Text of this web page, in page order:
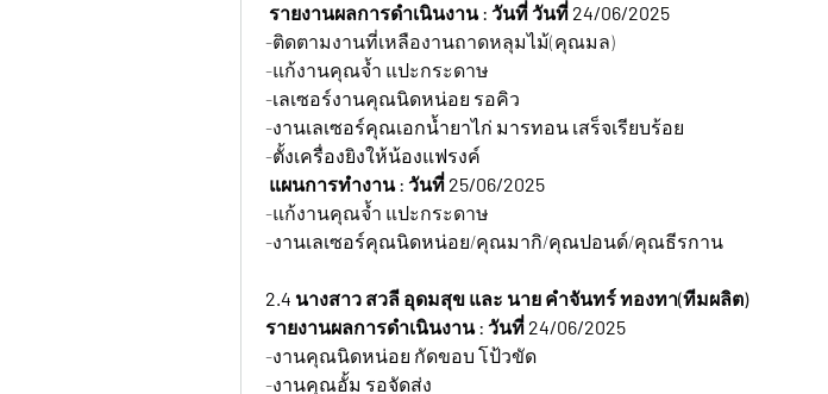
รายงานผลการดำเนินงาน : วันที่ วันที่ 24/06/2025
-ติดตามงานที่เหลืองานถาดหลุมไม้(คุณมล)
-แก้งานคุณจ้ำ แปะกระดาษ
-เลเซอร์งานคุณนิดหน่อย รอคิว
-งานเลเซอร์คุณเอกน้ำยาไก่ มารทอน เสร็จเรียบร้อย
-ตั้งเครื่องยิงให้น้องแฟรงค์
แผนการทำงาน : วันที่ 25/06/2025
-แก้งานคุณจ้ำ แปะกระดาษ
-งานเลเซอร์คุณนิดหน่อย/คุณมากิ/คุณปอนด์/คุณธีรกาน
2.4 นางสาว สวลี อุดมสุข และ นาย คำจันทร์ ทองทา(ทีมผลิต)
รายงานผลการดำเนินงาน : วันที่ 24/06/2025
-งานคุณนิดหน่อย กัดขอบ โป้วขัด
-งานคุณอั้ม รอจัดส่ง